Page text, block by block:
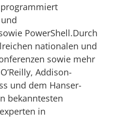
PowerShell.Durch
nationalen und
sowie mehr
Addison-
und dem Hanser-
bekanntesten
in